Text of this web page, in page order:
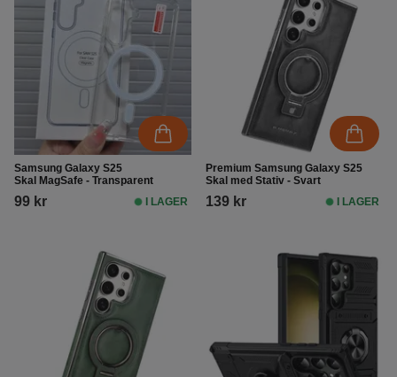
Samsung Galaxy S25
Skal MagSafe - Transparent
99 kr I LAGER
Premium Samsung Galaxy S25
Skal med Stativ - Svart
139 kr I LAGER